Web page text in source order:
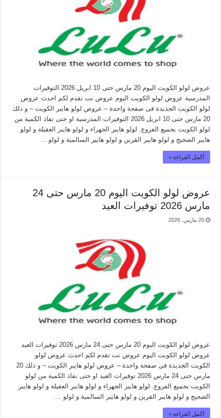
عروض لولو الكويت اليوم 20 مارس حتى 10 ابريل 2026 التوفيرات
المدرسية عروض لولو الكويت اليوم عروض نت تقدم لكم احدث عروض
لولو الكويت الجديدة فى صفحة واحدة – عروض لولو هايبر الكويت – و ذلك
20 مارس حتى 10 ابريل 2026 التوفيرات المدرسية او حتى نفاذ الكمية من
لولو الكويت بجميع الفروع. لولو هايبر الجهراء و لولو هايبر العقيلة و لولو
هايبر الضجيج و لولو هايبر القرين و لولو هايبر السالمية و لولو …
أكمل القراءة »
عروض لولو الكويت اليوم 20 مارس حتى 24
مارس 2026 توفيرات العيد
20 مارس، 2026
عروض لولو الكويت اليوم 20 مارس حتى 24 مارس 2026 توفيرات العيد
عروض لولو الكويت اليوم عروض نت تقدم لكم احدث عروض لولو
الكويت الجديدة فى صفحة واحدة – عروض لولو هايبر الكويت – و ذلك 20
مارس حتى 24 مارس 2026 توفيرات العيد او حتى نفاذ الكمية من لولو
الكويت بجميع الفروع. لولو هايبر الجهراء و لولو هايبر العقيلة و لولو هايبر
الضجيج و لولو هايبر القرين و لولو هايبر السالمية و لولو …
أكمل القراءة »